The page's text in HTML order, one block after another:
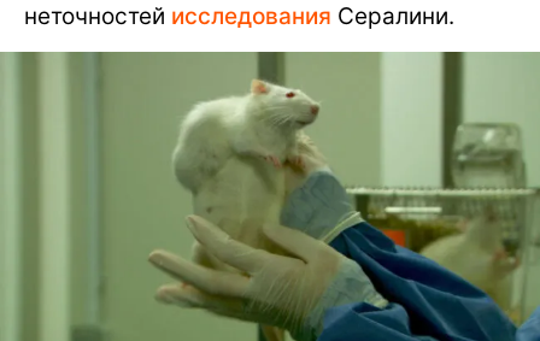
неточностей исследования Сералини.